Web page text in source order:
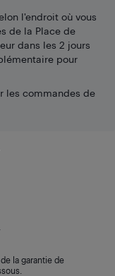
l'endroit où vous
de la Place de
dans les 2 jours
pour
les commandes de
la garantie de